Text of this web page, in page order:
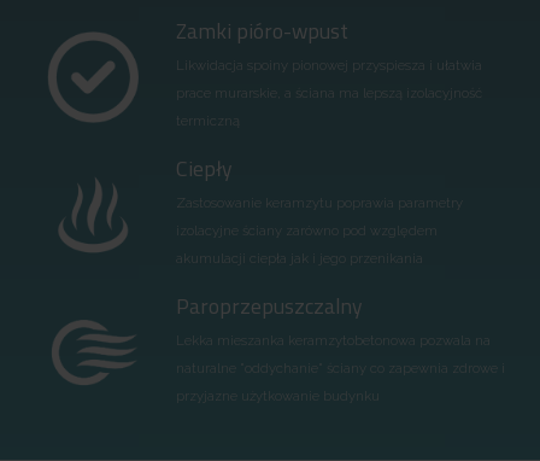
Zamki pióro-wpust
Likwidacja spoiny pionowej przyspiesza i ułatwia
prace murarskie, a ściana ma lepszą izolacyjność
termiczną
Ciepły
Zastosowanie keramzytu poprawia parametry
izolacyjne ściany zarówno pod względem
akumulacji ciepła jak i jego przenikania
Paroprzepuszczalny
Lekka mieszanka keramzytobetonowa pozwala na
naturalne "oddychanie" ściany co zapewnia zdrowe i
przyjazne użytkowanie budynku